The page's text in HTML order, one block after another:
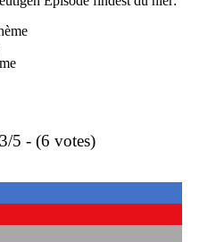
5 - (6 votes)